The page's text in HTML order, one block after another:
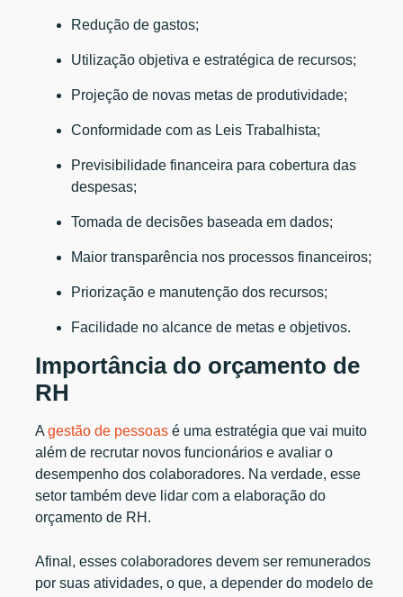
Redução de gastos;
Utilização objetiva e estratégica de recursos;
Projeção de novas metas de produtividade;
Conformidade com as Leis Trabalhista;
Previsibilidade financeira para cobertura das
despesas;
Tomada de decisões baseada em dados;
Maior transparência nos processos financeiros;
Priorização e manutenção dos recursos;
Facilidade no alcance de metas e objetivos.
Importância do orçamento de
RH
Agestão de pessoas é uma estratégia que vai muito
além de recrutar novos funcionários e avaliar o
desempenho dos colaboradores. Na verdade, esse
setor também deve lidar com a elaboração do
orçamento de RH.
Afinal, esses colaboradores devem ser remunerados
por suas atividades, o que, a depender do modelo de